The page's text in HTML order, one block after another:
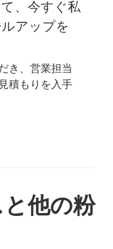
、今すぐ私
アップを
き、営業担当
積もりを入手
他の粉